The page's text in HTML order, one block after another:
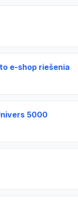
e-shop riešenia
5000